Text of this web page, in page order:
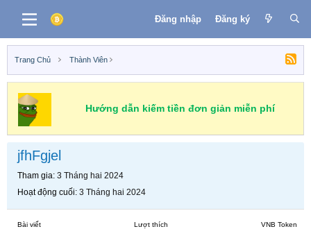
Đăng nhập Đăng ký
Trang Chủ Thành Viên
Hướng dẫn kiếm tiền đơn giản miễn phí
jfhFgjel
Tham gia 3 Tháng hai 2024
Hoạt động cuối 3 Tháng hai 2024
Bài viết Lượt thích VNB Token